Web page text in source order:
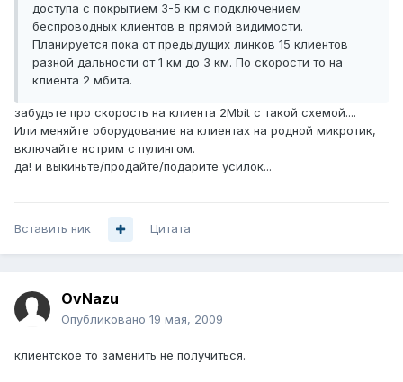
доступа с покрытием 3-5 км с подключением
беспроводных клиентов в прямой видимости.
Планируется пока от предыдущих линков 15 клиентов
разной дальности от 1 км до 3 км. По скорости то на
клиента 2 мбита.
забудьте про скорость на клиента 2Mbit с такой схемой....
Или меняйте оборудование на клиентах на родной микротик,
включайте нстрим с пулингом.
да! и выкиньте/продайте/подарите усилок...
Вставить ник Цитата
OvNazu
Опубликовано 19 мая, 2009
клиентское то заменить не получиться.